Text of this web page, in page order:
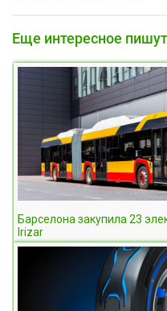
Еще интересное
Барселона закупила 23
Irizar